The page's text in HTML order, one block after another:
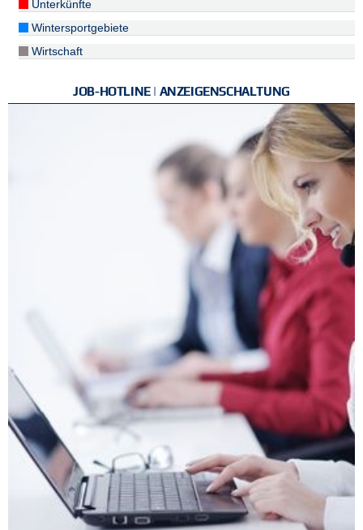
Unterkünfte
Wintersportgebiete
Wirtschaft
JOB-HOTLINE | ANZEIGENSCHALTUNG